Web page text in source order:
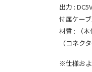
出力 :
付属ケー
材質 : （本
（コネク
※仕様およ